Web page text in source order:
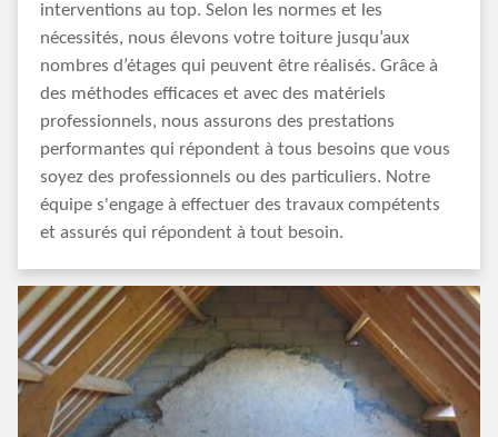
interventions au top. Selon les normes et les
nécessités, nous élevons votre toiture jusqu’aux
nombres d’étages qui peuvent être réalisés. Grâce à
des méthodes efficaces et avec des matériels
professionnels, nous assurons des prestations
performantes qui répondent à tous besoins que vous
soyez des professionnels ou des particuliers. Notre
équipe s'engage à effectuer des travaux compétents
et assurés qui répondent à tout besoin.